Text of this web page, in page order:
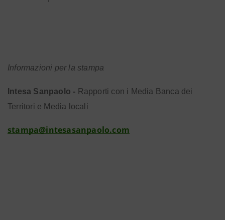
Informazioni per la stampa
Intesa Sanpaolo - Rapporti con i Media Banca dei
Territori e Media locali
stampa@intesasanpaolo.com